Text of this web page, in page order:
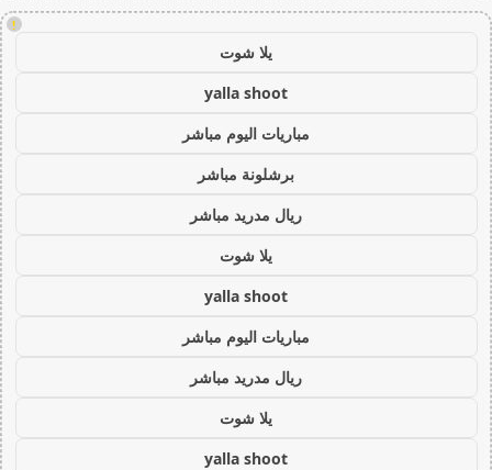
!
يلا شوت
yalla shoot
مباريات اليوم مباشر
برشلونة مباشر
ريال مدريد مباشر
يلا شوت
yalla shoot
مباريات اليوم مباشر
ريال مدريد مباشر
يلا شوت
yalla shoot